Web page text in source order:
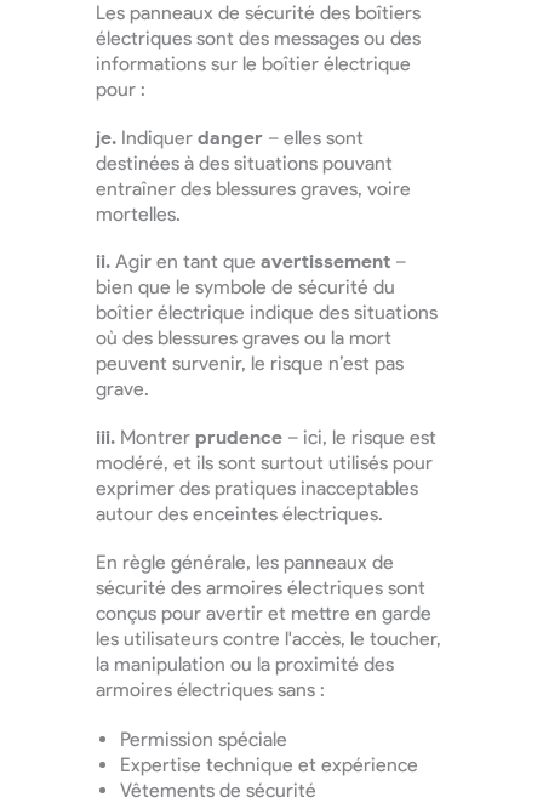
Les panneaux de sécurité des boîtiers
électriques sont des messages ou des
informations sur le boîtier électrique
pour :
je. Indiquer danger – elles sont
destinées à des situations pouvant
entraîner des blessures graves, voire
mortelles.
ii. Agir en tant que avertissement –
bien que le symbole de sécurité du
boîtier électrique indique des situations
où des blessures graves ou la mort
peuvent survenir, le risque n’est pas
grave.
iii. Montrer prudence – ici, le risque est
modéré, et ils sont surtout utilisés pour
exprimer des pratiques inacceptables
autour des enceintes électriques.
En règle générale, les panneaux de
sécurité des armoires électriques sont
conçus pour avertir et mettre en garde
les utilisateurs contre l'accès, le toucher,
la manipulation ou la proximité des
armoires électriques sans :
Permission spéciale
Expertise technique et expérience
Vêtements de sécurité